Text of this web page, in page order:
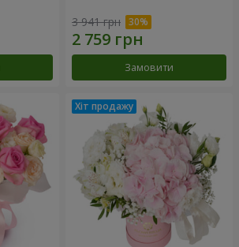
3 941 грн
Замовити